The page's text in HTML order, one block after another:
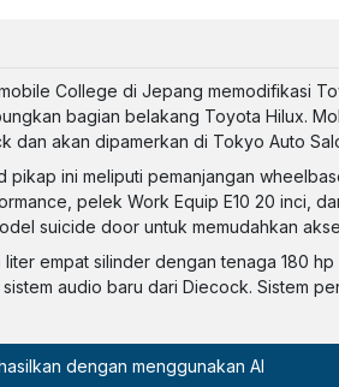
College di Jepang memodifikasi
bagian belakang Toyota Hilux.
dan akan dipamerkan di Tokyo Auto
pikap ini meliputi pemanjangan
pelek Work Equip E10 20 inci,
suicide door untuk memudahkan
liter empat silinder dengan tenaga 180
audio baru dari Diecock. Sistem
dengan menggunakan AI